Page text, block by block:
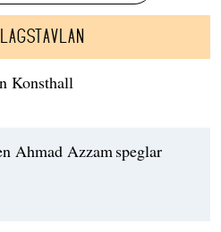
Konsthall
Ahmad Azzam speglar